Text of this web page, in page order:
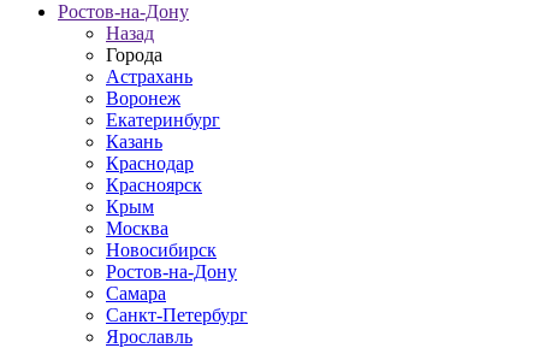
Ростов-на-Дону
Назад
Города
Астрахань
Воронеж
Екатеринбург
Казань
Краснодар
Красноярск
Крым
Москва
Новосибирск
Ростов-на-Дону
Самара
Санкт-Петербург
Ярославль